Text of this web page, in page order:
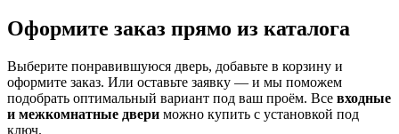
Оформите заказ прямо из каталога
Выберите понравившуюся дверь, добавьте в корзину и
оформите заказ. Или оставьте заявку — и мы поможем
подобрать оптимальный вариант под ваш проём. Все входные
и межкомнатные двери можно купить с установкой под
ключ.